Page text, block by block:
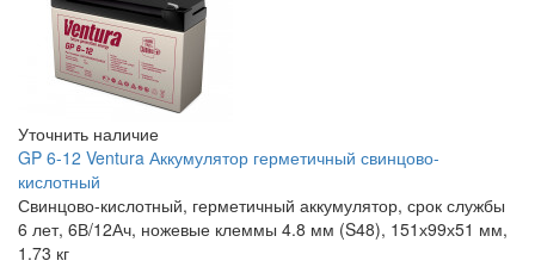
Уточнить наличие
GP 6-12 Ventura Аккумулятор герметичный свинцово-
кислотный
Свинцово-кислотный, герметичный аккумулятор, срок службы
6 лет, 6В/12Ач, ножевые клеммы 4.8 мм (S48), 151х99х51 мм,
1.73 кг